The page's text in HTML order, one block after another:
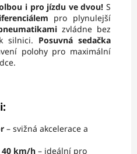
i pro jízdu ve dvou! S
pro plynulejší
zvládne bez
silnici. Posuvná sedačka
polohy pro maximální
– svižná akcelerace a
40 km/h – ideální pro